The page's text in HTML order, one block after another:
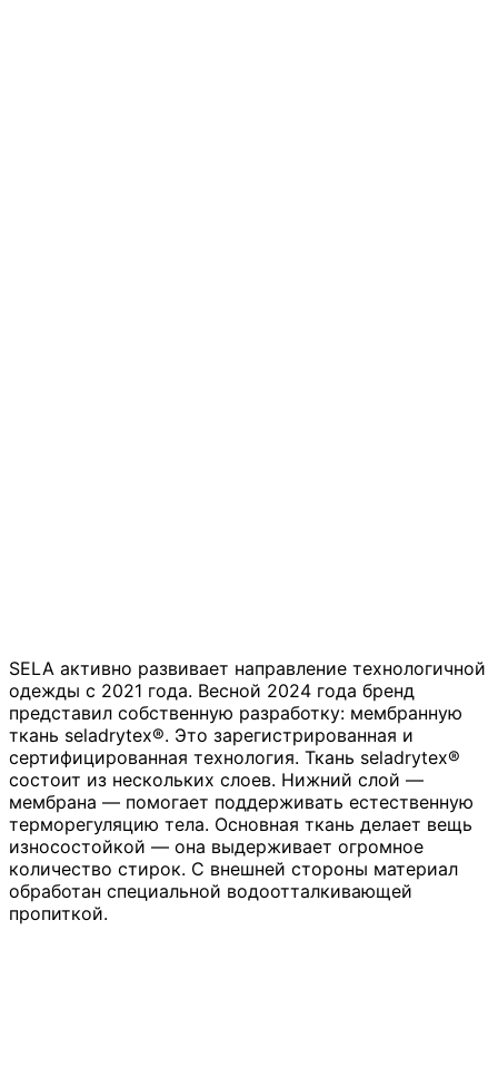
SELA активно развивает направление технологичной
одежды с 2021 года. Весной 2024 года бренд
представил собственную разработку: мембранную
ткань seladrytex®. Это зарегистрированная и
сертифицированная технология. Ткань seladrytex®
состоит из нескольких слоев. Нижний слой —
мембрана — помогает поддерживать естественную
терморегуляцию тела. Основная ткань делает вещь
износостойкой — она выдерживает огромное
количество стирок. С внешней стороны материал
обработан специальной водоотталкивающей
пропиткой.